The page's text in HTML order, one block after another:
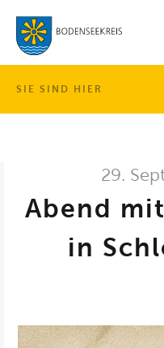
SIE SIND HIER
29.
Abend
in